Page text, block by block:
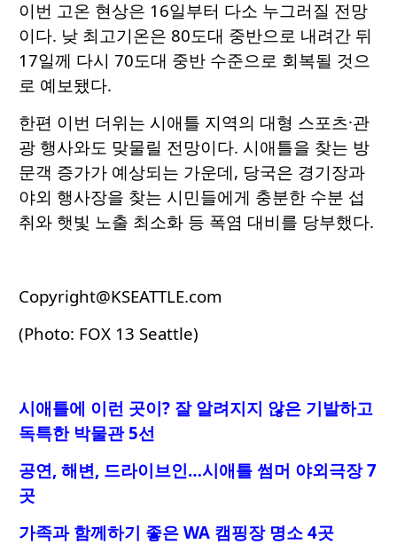
이번 고온 현상은 16일부터 다소 누그러질 전망
이다. 낮 최고기온은 80도대 중반으로 내려간 뒤
17일께 다시 70도대 중반 수준으로 회복될 것으
로 예보됐다.
한편 이번 더위는 시애틀 지역의 대형 스포츠·관
광 행사와도 맞물릴 전망이다. 시애틀을 찾는 방
문객 증가가 예상되는 가운데, 당국은 경기장과
야외 행사장을 찾는 시민들에게 충분한 수분 섭
취와 햇빛 노출 최소화 등 폭염 대비를 당부했다.
Copyright@KSEATTLE.com
(Photo: FOX 13 Seattle)
시애틀에 이런 곳이? 잘 알려지지 않은 기발하고
독특한 박물관 5선
공연, 해변, 드라이브인…시애틀 썸머 야외극장 7
곳
가족과 함께하기 좋은 WA 캠핑장 명소 4곳